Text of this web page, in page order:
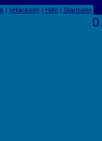
| »Hacked«| Hilfe| Startseite